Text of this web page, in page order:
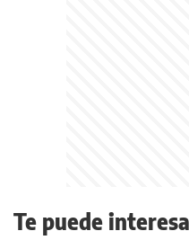
Te puede